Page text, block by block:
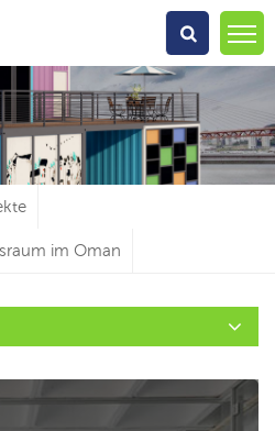
Suchst Du?
im Oman